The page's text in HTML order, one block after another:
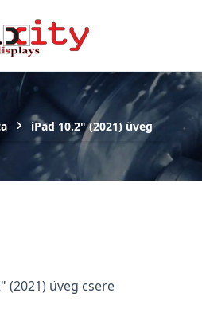
iPad 10.2" (2021) üveg